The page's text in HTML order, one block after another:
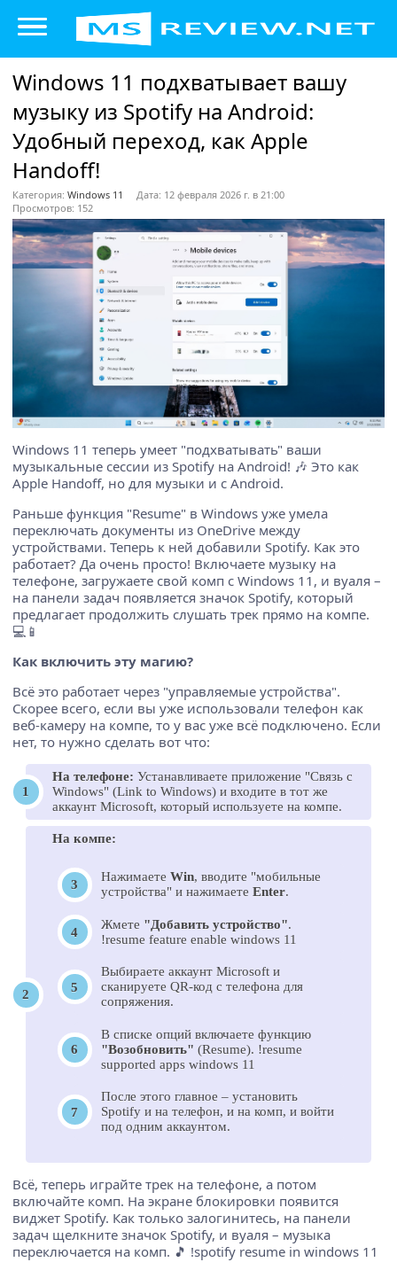
Windows 11 подхватывает вашу
музыку из Spotify на Android:
Удобный переход, как Apple
Handoff!
Категория: Windows 11
Дата: 12 февраля 2026 г. в 21:00
Просмотров: 152
Windows 11 теперь умеет "подхватывать" ваши
музыкальные сессии из Spotify на Android! 🎶 Это как
Apple Handoff, но для музыки и с Android.
Раньше функция "Resume" в Windows уже умела
переключать документы из OneDrive между
устройствами. Теперь к ней добавили Spotify. Как это
работает? Да очень просто! Включаете музыку на
телефоне, загружаете свой комп с Windows 11, и вуаля –
на панели задач появляется значок Spotify, который
предлагает продолжить слушать трек прямо на компе.
💻📱
Как включить эту магию?
Всё это работает через "управляемые устройства".
Скорее всего, если вы уже использовали телефон как
веб-камеру на компе, то у вас уже всё подключено. Если
нет, то нужно сделать вот что:
На телефоне: Устанавливаете приложение "Связь с
Windows" (Link to Windows) и входите в тот же
аккаунт Microsoft, который используете на компе.
На компе:
Нажимаете Win, вводите "мобильные
устройства" и нажимаете Enter.
Жмете "Добавить устройство".
!resume feature enable windows 11
Выбираете аккаунт Microsoft и
сканируете QR-код с телефона для
сопряжения.
В списке опций включаете функцию
"Возобновить" (Resume). !resume
supported apps windows 11
После этого главное – установить
Spotify и на телефон, и на комп, и войти
под одним аккаунтом.
Всё, теперь играйте трек на телефоне, а потом
включайте комп. На экране блокировки появится
виджет Spotify. Как только залогинитесь, на панели
задач щелкните значок Spotify, и вуаля – музыка
переключается на комп. 🎵 !spotify resume in windows 11